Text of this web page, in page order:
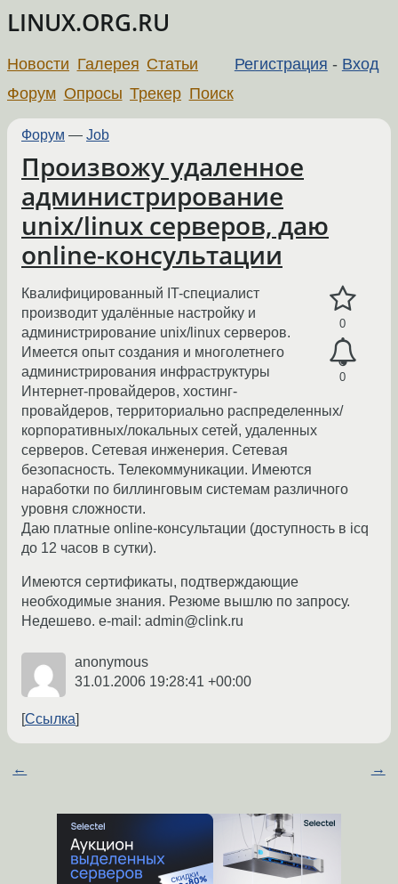
LINUX.ORG.RU
Регистрация - Вход
Новости Галерея Статьи
Форум Опросы Трекер Поиск
Форум — Job
Произвожу удаленное
администрирование
unix/linux серверов, даю
online-консультации
0
0
Квалифицированный IT-специалист
производит удалённые настройку и
администрирование unix/linux серверов.
Имеется опыт создания и многолетнего
администрирования инфраструктуры
Интернет-провайдеров, хостинг-
провайдеров, территориально распределенных/
корпоративных/локальных сетей, удаленных
серверов. Сетевая инженерия. Сетевая
безопасность. Телекоммуникации. Имеются
наработки по биллинговым системам различного
уровня сложности.
Даю платные online-консультации (доступность в icq
до 12 часов в сутки).
Имеются сертификаты, подтверждающие
необходимые знания. Резюме вышлю по запросу.
Недешево. e-mail: admin@clink.ru
anonymous
31.01.2006 19:28:41 +00:00
Ссылка
← →